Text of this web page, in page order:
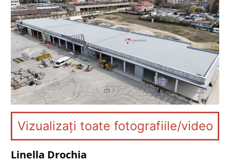
Vizualizați toate fotografiile/video
Linella Drochia